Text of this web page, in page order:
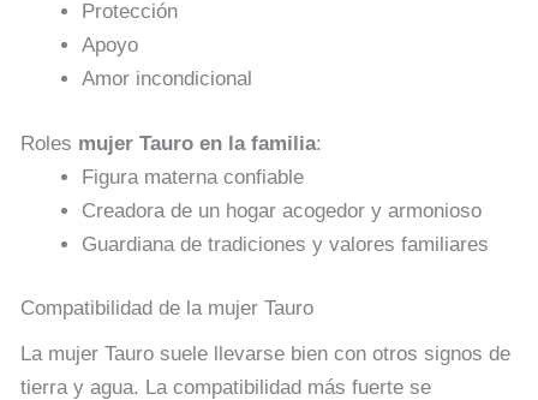
Protección
Apoyo
Amor incondicional
Roles mujer Tauro en la familia:
Figura materna confiable
Creadora de un hogar acogedor y armonioso
Guardiana de tradiciones y valores familiares
Compatibilidad de la mujer Tauro
La mujer Tauro suele llevarse bien con otros signos de
tierra y agua. La compatibilidad más fuerte se